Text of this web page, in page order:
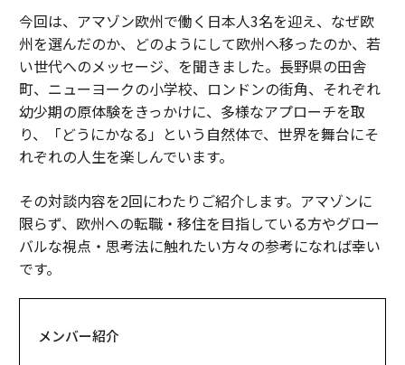
今回は、アマゾン欧州で働く日本人3名を迎え、なぜ欧
州を選んだのか、どのようにして欧州へ移ったのか、若
い世代へのメッセージ、を聞きました。長野県の田舎
町、ニューヨークの小学校、ロンドンの街角、それぞれ
幼少期の原体験をきっかけに、多様なアプローチを取
り、「どうにかなる」という自然体で、世界を舞台にそ
れぞれの人生を楽しんでいます。
その対談内容を2回にわたりご紹介します。アマゾンに
限らず、欧州への転職・移住を目指している方やグロー
バルな視点・思考法に触れたい方々の参考になれば幸い
です。
メンバー紹介